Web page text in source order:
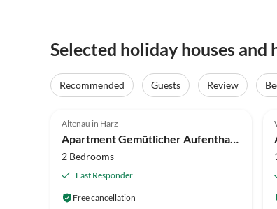
Selected holiday houses
Recommended Guests Review
Altenau in Harz
Apartment Gemütlicher Aufenthalt in Kamschlacken
2 Bedrooms
Fast Responder
Free cancellation